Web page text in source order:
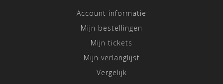
Account informatie
Mijn bestellingen
Mijn tickets
Mijn verlanglijst
Vergelijk